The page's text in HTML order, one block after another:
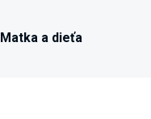
Matka a dieťa